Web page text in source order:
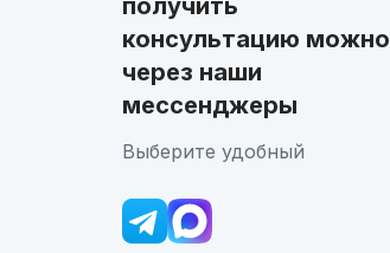
получить
консультацию можно
через наши
мессенджеры
Выберите удобный